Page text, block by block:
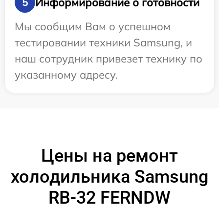
Мы сообщим Вам о успешном
тестировании техники Samsung, и
наш сотрудник привезет технику по
указанному адресу.
Цены на ремонт
холодильника Samsung
RB-32 FERNDW